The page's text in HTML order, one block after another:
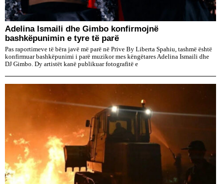
Adelina Ismaili dhe Gimbo konfirmojnë
bashkëpunimin e tyre të parë
Pas raportimeve të bëra javë më parë në Prive By Liberta Spahiu, tashmë është
konfirmuar bashkëpunimi i parë muzikor mes këngëtares Adelina Ismaili dhe
DJ Gimbo. Dy artistët kanë publikuar fotografitë e